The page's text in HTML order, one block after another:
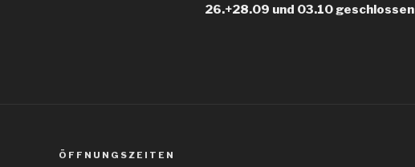
26.+28.09 und 03.10 geschlossen
ÖFFNUNGSZEITEN